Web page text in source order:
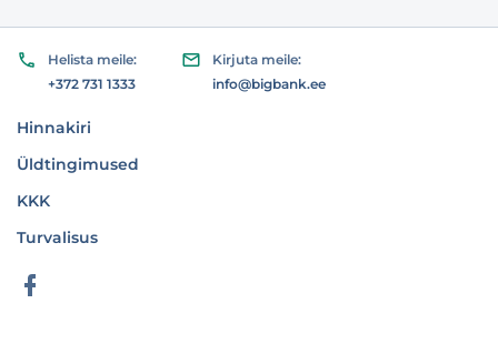
Hinnakiri
Üldtingimused
KKK
Turvalisus
Helista meile:
+372 731 1333
Kirjuta meile:
info@bigbank.ee